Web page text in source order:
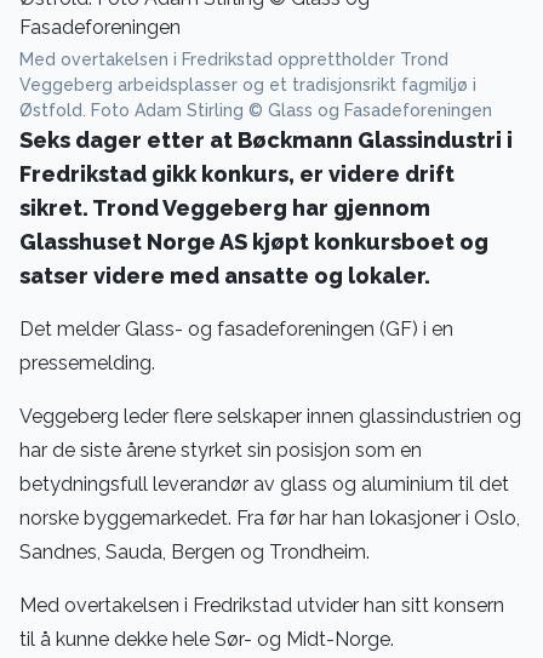
Med overtakelsen i Fredrikstad opprettholder Trond
Veggeberg arbeidsplasser og et tradisjonsrikt fagmiljø i
Østfold. Foto Adam Stirling © Glass og Fasadeforeningen
Seks dager etter at Bøckmann Glassindustri i
Fredrikstad gikk konkurs, er videre drift
sikret. Trond Veggeberg har gjennom
Glasshuset Norge AS kjøpt konkursboet og
satser videre med ansatte og lokaler.
Det melder Glass- og fasadeforeningen (GF) i en
pressemelding.
Veggeberg leder flere selskaper innen glassindustrien og
har de siste årene styrket sin posisjon som en
betydningsfull leverandør av glass og aluminium til det
norske byggemarkedet. Fra før har han lokasjoner i Oslo,
Sandnes, Sauda, Bergen og Trondheim.
Med overtakelsen i Fredrikstad utvider han sitt konsern
til å kunne dekke hele Sør- og Midt-Norge.